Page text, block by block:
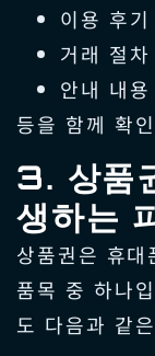
이용 후기
거래 절차
안내 내용
등을 함께 확
3. 상품
생하는
상품권은 휴
품목 중 하나
도 다음과 같